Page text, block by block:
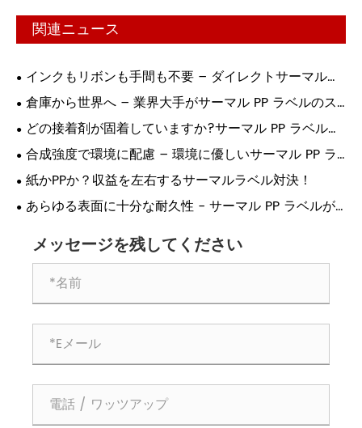
関連ニュース
インクもリボンも手間も不要 – ダイレクトサーマルラ
ベルが印刷に革命を起こす理由!
倉庫から世界へ – 業界大手がサーマル PP ラベルのス
マート印刷に依存する理由!
どの接着剤が固着していますか?サーマル PP ラベル接
着の究極ガイド!
合成強度で環境に配慮 – 環境に優しいサーマル PP ラ
ベルがついに登場!
紙かPPか？収益を左右するサーマルラベル対決！
あらゆる表面に十分な耐久性 - サーマル PP ラベルが
メッセージを残してください